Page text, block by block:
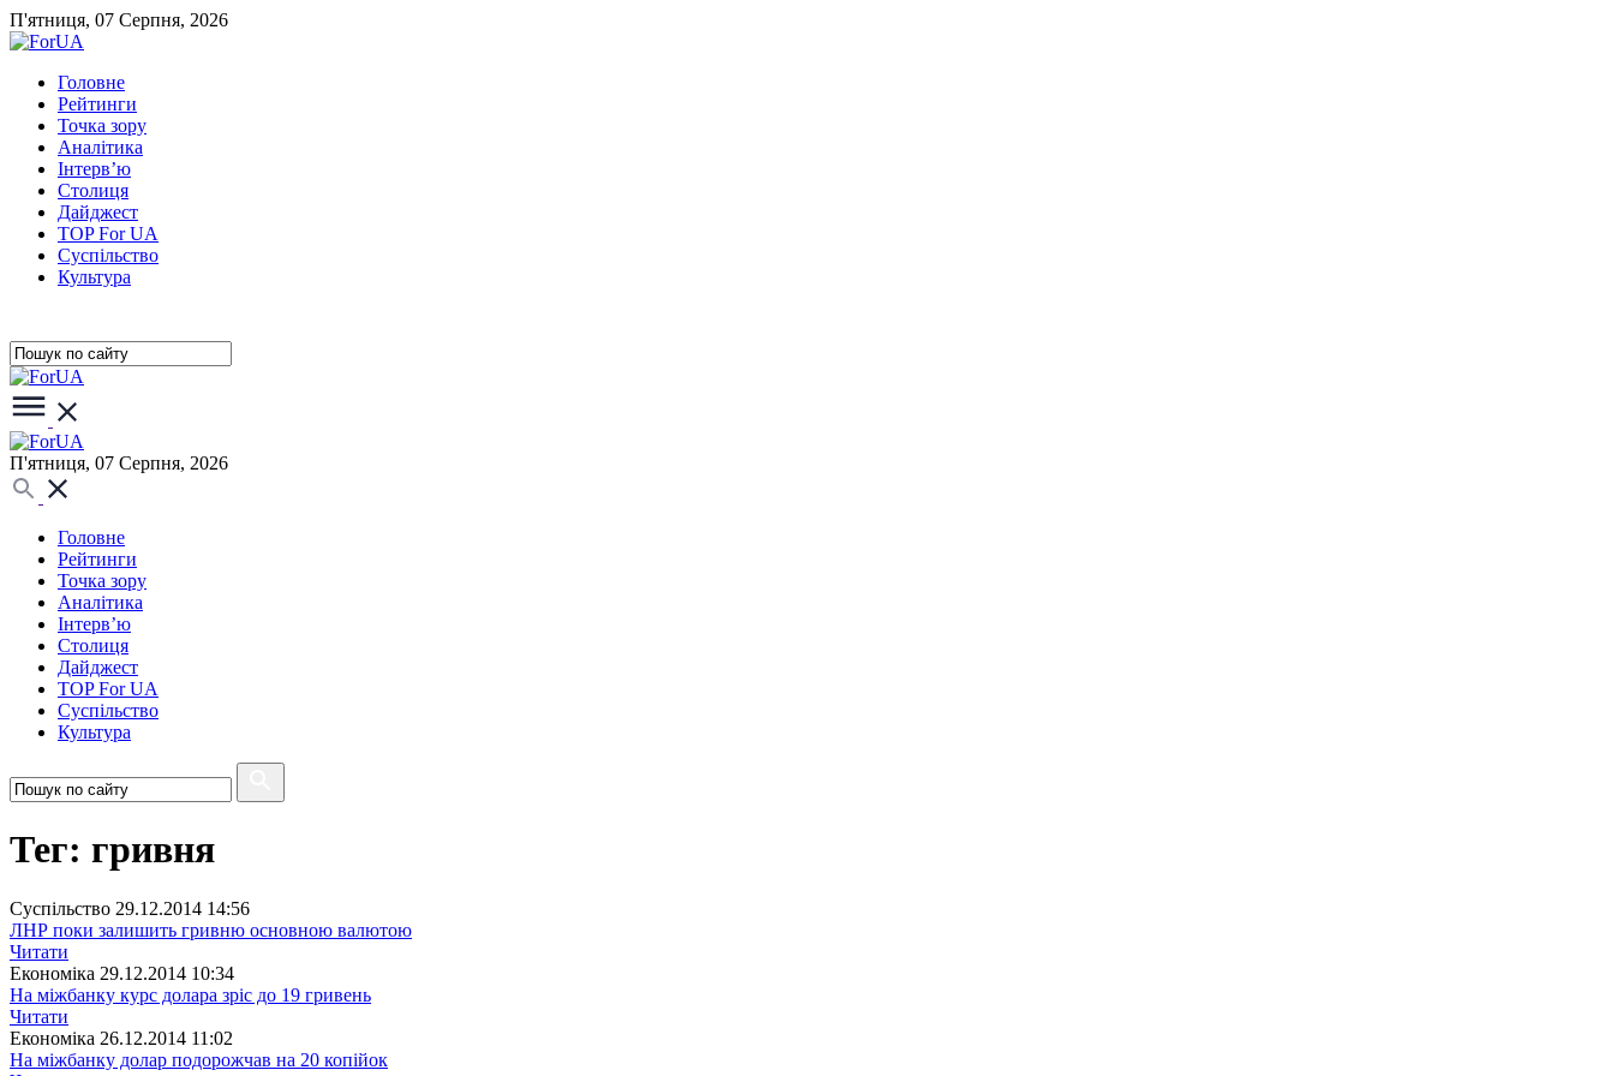
П'ятниця, 07 Серпня, 2026
Головне
Рейтинги
Точка зору
Аналітика
Інтерв’ю
Столиця
Дайджест
TOP For UA
Суспiльство
Культура
П'ятниця, 07 Серпня, 2026
Головне
Рейтинги
Точка зору
Аналітика
Інтерв’ю
Столиця
Дайджест
TOP For UA
Суспiльство
Культура
Тег: гривня
Суспiльство 29.12.2014 14:56
ЛНР поки залишить гривню основною валютою
Читати
Економіка 29.12.2014 10:34
На міжбанку курс долара зріс до 19 гривень
Читати
Економіка 26.12.2014 11:02
На міжбанку долар подорожчав на 20 копійок